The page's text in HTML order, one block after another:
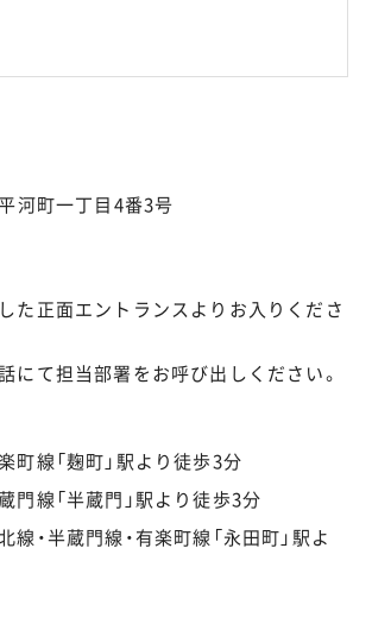
河町一丁目4番3号
た正面エントランスよりお入りくださ
にて担当部署をお呼び出しください。
町線「麹町」駅より徒歩3分
門線「半蔵門」駅より徒歩3分
線・半蔵門線・有楽町線「永田町」駅よ